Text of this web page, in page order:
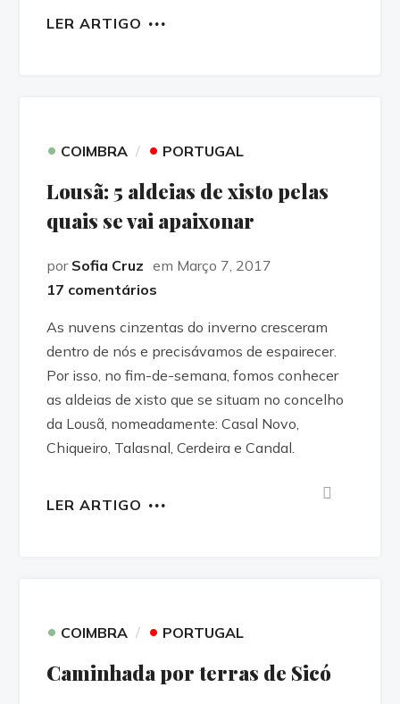
LER ARTIGO
• COIMBRA • PORTUGAL
Lousã: 5 aldeias de xisto pelas
quais se vai apaixonar
por Sofia Cruz em Março 7, 2017
17 comentários
As nuvens cinzentas do inverno cresceram
dentro de nós e precisávamos de espairecer.
Por isso, no fim-de-semana, fomos conhecer
as aldeias de xisto que se situam no concelho
da Lousã, nomeadamente: Casal Novo,
Chiqueiro, Talasnal, Cerdeira e Candal.
LER ARTIGO
• COIMBRA • PORTUGAL
Caminhada por terras de Sicó